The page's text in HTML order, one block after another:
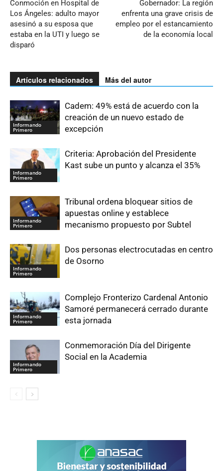
Conmoción en Hospital de
Los Ángeles: adulto mayor
asesinó a su esposa que
estaba en la UTI y luego se
disparó
Gobernador: La región
enfrenta una grave crisis de
empleo por el estancamiento
de la economía local
Artículos relacionados Más del autor
Informando
Primero
Cadem: 49% está de acuerdo con la
creación de un nuevo estado de
excepción
Informando
Primero
Criteria: Aprobación del Presidente
Kast sube un punto y alcanza el 35%
Informando
Primero
Tribunal ordena bloquear sitios de
apuestas online y establece
mecanismo propuesto por Subtel
Informando
Primero
Dos personas electrocutadas en centro
de Osorno
Informando
Primero
Complejo Fronterizo Cardenal Antonio
Samoré permanecerá cerrado durante
esta jornada
Informando
Primero
Conmemoración Día del Dirigente
Social en la Academia